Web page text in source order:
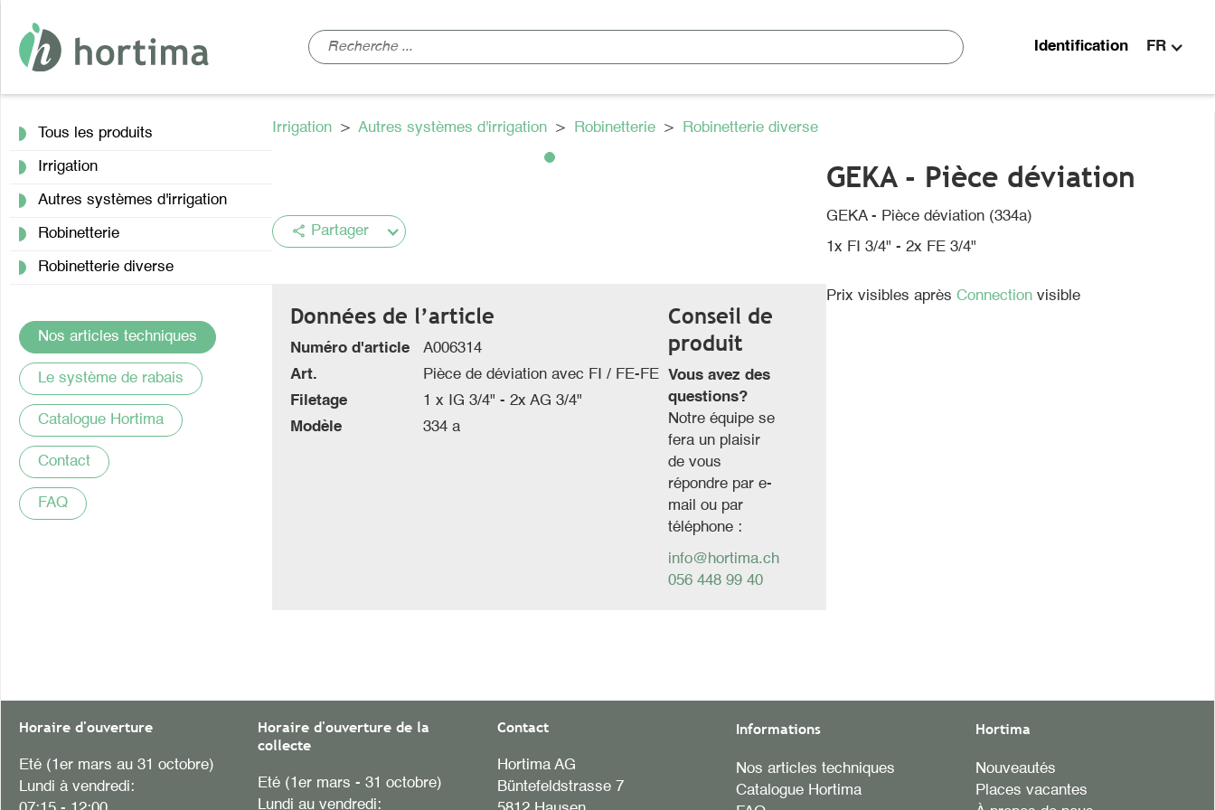
Identification FR
Tous les produits
Irrigation
Autres systèmes d'irrigation
Robinetterie
Robinetterie diverse
Nos articles techniques
Le système de rabais
Catalogue Hortima
Contact
FAQ
Irrigation > Autres systèmes d'irrigation > Robinetterie > Robinetterie diverse
share Partager
Données de l’article
Numéro d'article
A006314
Art.
Pièce de déviation avec FI / FE-FE
Filetage
1 x IG 3/4" - 2x AG 3/4"
Modèle
334 a
Conseil de
produit
Vous avez des
questions?
Notre équipe se
fera un plaisir
de vous
répondre par e-
mail ou par
téléphone :
info@hortima.ch
056 448 99 40
GEKA - Pièce déviation
GEKA - Pièce déviation (334a)
1x FI 3/4" - 2x FE 3/4"
Prix visibles aprèsConnectionvisible
Horaire d'ouverture
Eté (1er mars au 31 octobre)
Lundi à vendredi:
Horaire d'ouverture de la
collecte
Eté (1er mars - 31 octobre)
Lundi au vendredi:
Contact
Hortima AG
Büntefeldstrasse 7
Informations
Nos articles techniques
Catalogue Hortima
Hortima
Nouveautés
Places vacantes